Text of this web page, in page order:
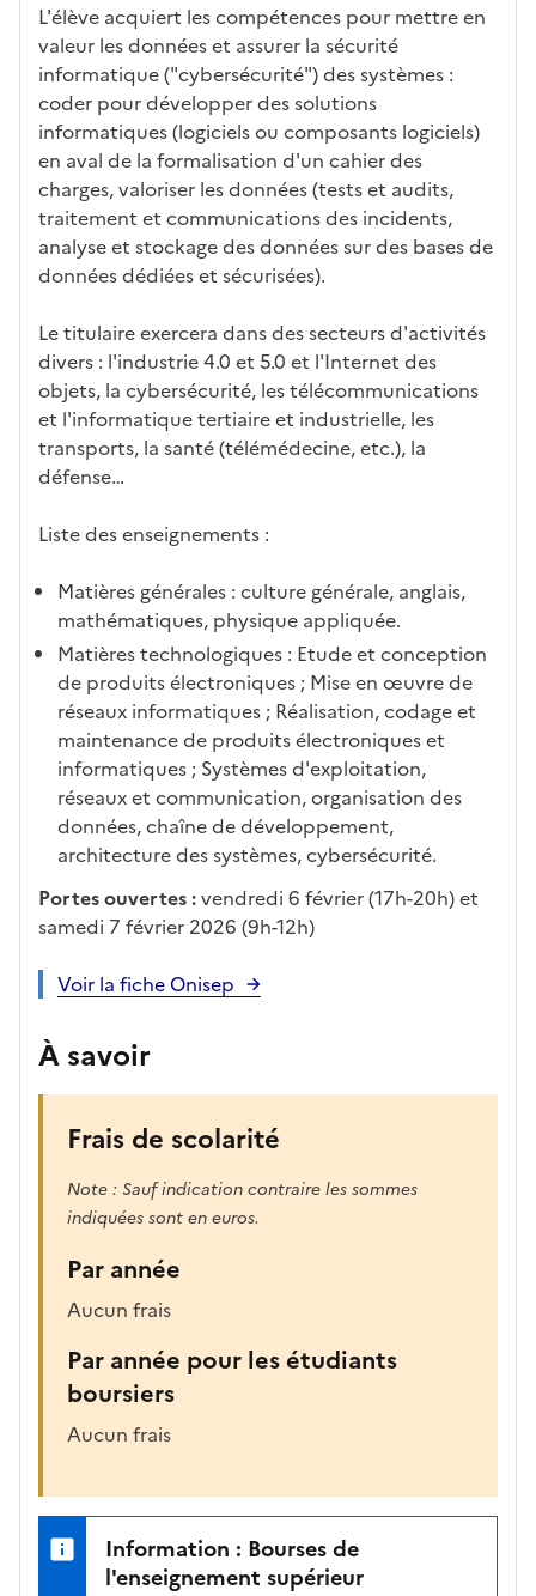
at
ur
e
L'élève acquiert les compétences pour mettre en
valeur les données et assurer la sécurité
informatique ("cybersécurité") des systèmes :
coder pour développer des solutions
informatiques (logiciels ou composants logiciels)
en aval de la formalisation d'un cahier des
charges, valoriser les données (tests et audits,
traitement et communications des incidents,
analyse et stockage des données sur des bases de
données dédiées et sécurisées).
Le titulaire exercera dans des secteurs d'activités
divers : l'industrie 4.0 et 5.0 et l'Internet des
objets, la cybersécurité, les télécommunications
et l'informatique tertiaire et industrielle, les
transports, la santé (télémédecine, etc.), la
défense…
Liste des enseignements :
Matières générales : culture générale, anglais,
mathématiques, physique appliquée.
Matières technologiques : Etude et conception
de produits électroniques ; Mise en œuvre de
réseaux informatiques ; Réalisation, codage et
maintenance de produits électroniques et
informatiques ; Systèmes d'exploitation,
réseaux et communication, organisation des
données, chaîne de développement,
architecture des systèmes, cybersécurité.
Portes ouvertes :vendredi 6 février (17h-20h) et
samedi 7 février 2026 (9h-12h)
Voir la fiche Onisep
À savoir
Frais de scolarité
Note : Sauf indication contraire les sommes
indiquées sont en euros.
Par année
Aucun frais
Par année pour les étudiants
boursiers
Aucun frais
Information : Bourses de
l'enseignement supérieur